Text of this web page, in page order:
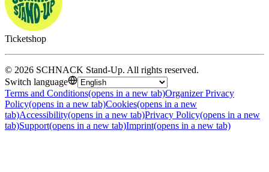
Ticketshop
© 2026 SCHNACK Stand-Up. All rights reserved.
Switch language
Terms and Conditions(opens in a new tab)Organizer Privacy
Policy(opens in a new tab)Cookies(opens in a new
tab)Accessibility(opens in a new tab)Privacy Policy(opens in a new
tab)Support(opens in a new tab)Imprint(opens in a new tab)